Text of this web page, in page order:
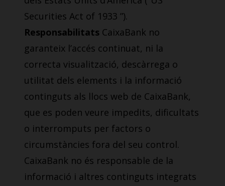
Securities Act of 1933 ”).
Responsabilitats CaixaBank no
garanteix l’accés continuat, ni la
correcta visualització, descàrrega o
utilitat dels elements i la informació
continguts als llocs web de CaixaBank,
que es poden veure impedits, dificultats
o interromputs per factors o
circumstàncies fora del seu control.
CaixaBank no és responsable de la
informació i altres continguts integrats